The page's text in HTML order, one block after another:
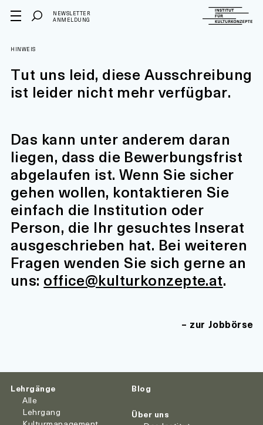
NEWSLETTER
ANMELDUNG
HINWEIS
Tut uns leid, diese Ausschreibung
ist leider nicht mehr verfügbar.
Das kann unter anderem daran
liegen, dass die Bewerbungsfrist
abgelaufen ist. Wenn Sie sicher
gehen wollen, kontaktieren Sie
einfach die Institution oder
Person, die Ihr gesuchtes Inserat
ausgeschrieben hat. Bei weiteren
Fragen wenden Sie sich gerne an
uns: office@kulturkonzepte.at.
zur Jobbörse
Lehrgänge
Alle
Lehrgang
Blog
Über uns